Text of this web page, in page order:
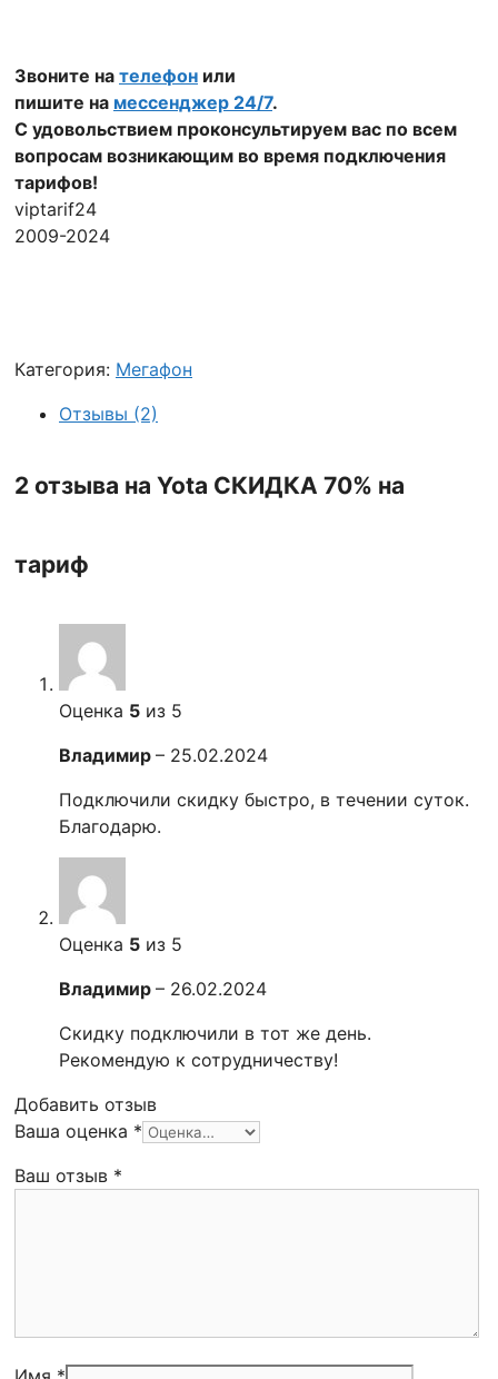
Звоните на телефон или
пишите на мессенджер 24/7.
С удовольствием проконсультируем вас по всем
вопросам возникающим во время подключения
тарифов!
viptarif24
2009-2024
Категория: Мегафон
Отзывы (2)
2 отзыва на Yota СКИДКА 70% на
тариф
Оценка 5 из 5
Владимир – 25.02.2024
Подключили скидку быстро, в течении суток.
Благодарю.
Оценка 5 из 5
Владимир – 26.02.2024
Скидку подключили в тот же день.
Рекомендую к сотрудничеству!
Добавить отзыв
Ваша оценка *
Ваш отзыв *